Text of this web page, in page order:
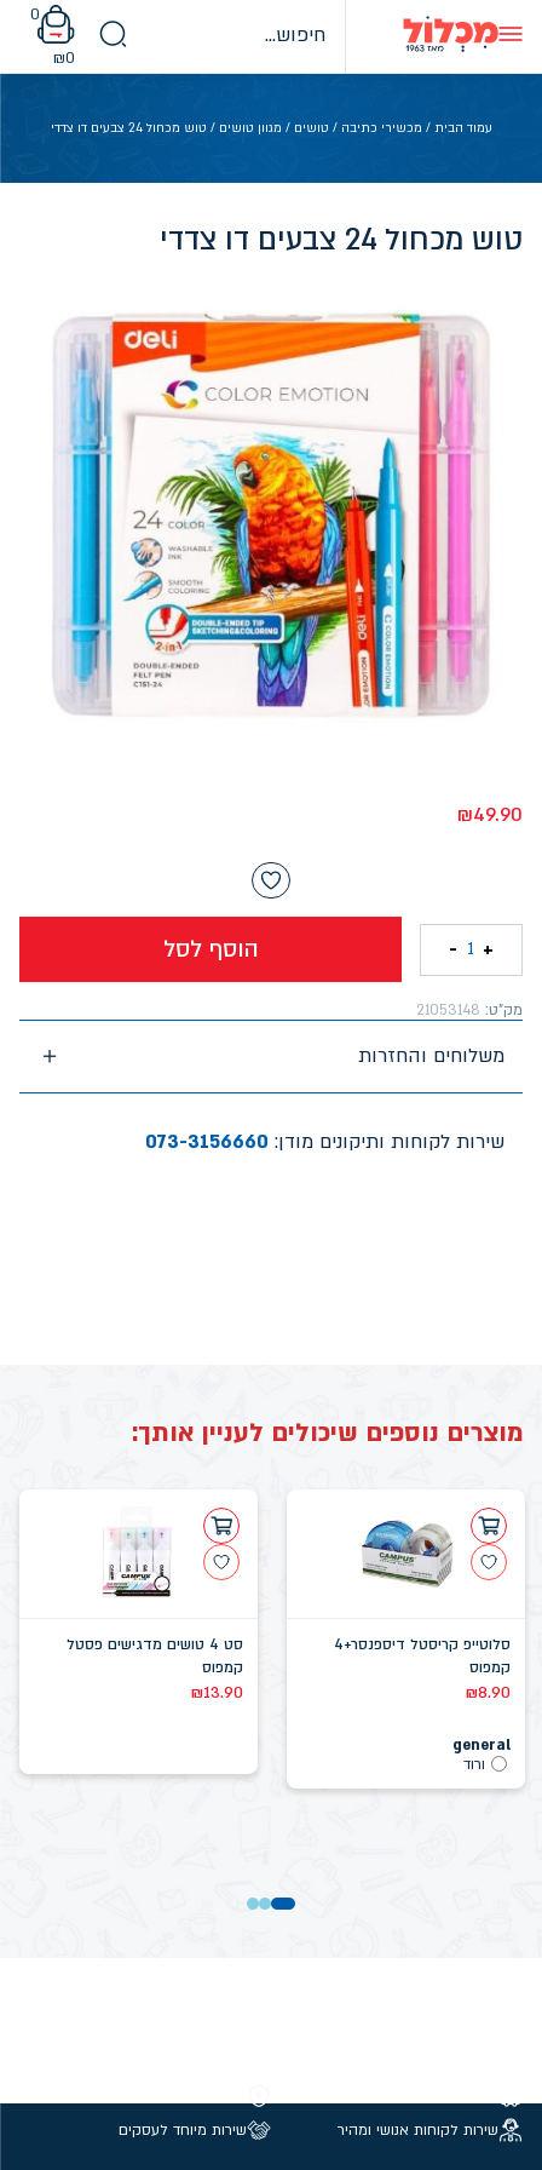
content
0
₪0
עמוד הבית / מכשירי כתיבה / טושים / מגוון טושים / טוש מכחול 24 צבעים דו צדדי
טוש מכחול 24 צבעים דו צדדי
₪49.90
הוסף לסל +
1
-
מק"ט: 21053148
משלוחים והחזרות
שירות לקוחות ותיקונים מודן: 073-3156660
מוצרים נוספים שיכולים לעניין אותך:
סלוטייפ קריסטל דיספנסר+4
קמפוס
₪8.90
general
ורוד
סט 4 טושים מדגישים פסטל
קמפוס
₪13.90
שירות לקוחות אנושי ומהיר
שירות מיוחד לעסקים